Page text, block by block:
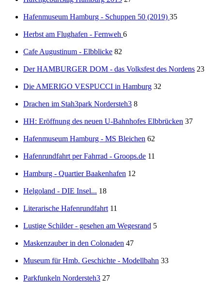
Hafenmuseum Hamburg - Schuppen 50 (2019) 35
Herbst am Flughafen - Fernweh 6
Cafe Augustinum - Elbblicke 82
Der HAMBURGER DOM - das Volksfest des Nordens 23
Die AMERIGO VESPUCCI in Hamburg 32
Drachen im Stah3park Nordersteh3 8
HH: Eröffnung des neuen U-Bahnhofes Elbbrücken 37
Hafenmuseum Hamburg - MS Bleichen 62
Hafenrundfahrt per Fahrrad - Groops.de 11
Hamburg - Quartier Baakenhafen 12
Helgoland - DIE Insel... 18
Literarische Hafenrundfahrt 11
Lustige Schilder - gesehen am Wegesrand 5
Maskenzauber in den Colonaden 47
Museum für Hmb. Geschichte - Modellbahn 33
Parkfunkeln Nordersteh3 27